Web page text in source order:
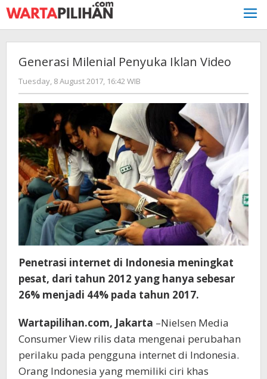
Skip
to
content
Generasi Milenial Penyuka Iklan Video
Tuesday, 8 August 2017, 16:42 WIB
Adi
Prawiranegara
Penetrasi internet di Indonesia meningkat
pesat, dari tahun 2012 yang hanya sebesar
26% menjadi 44% pada tahun 2017.
Wartapilihan.com, Jakarta –Nielsen Media
Consumer View rilis data mengenai perubahan
perilaku pada pengguna internet di Indonesia.
Orang Indonesia yang memiliki ciri khas